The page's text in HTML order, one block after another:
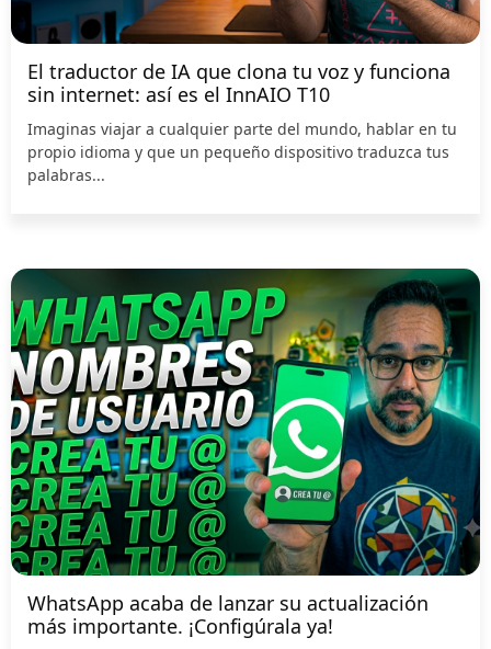
El traductor de IA que clona tu voz y funciona
sin internet: así es el InnAIO T10
Imaginas viajar a cualquier parte del mundo, hablar en tu
propio idioma y que un pequeño dispositivo traduzca tus
palabras...
WhatsApp acaba de lanzar su actualización
más importante. ¡Configúrala ya!